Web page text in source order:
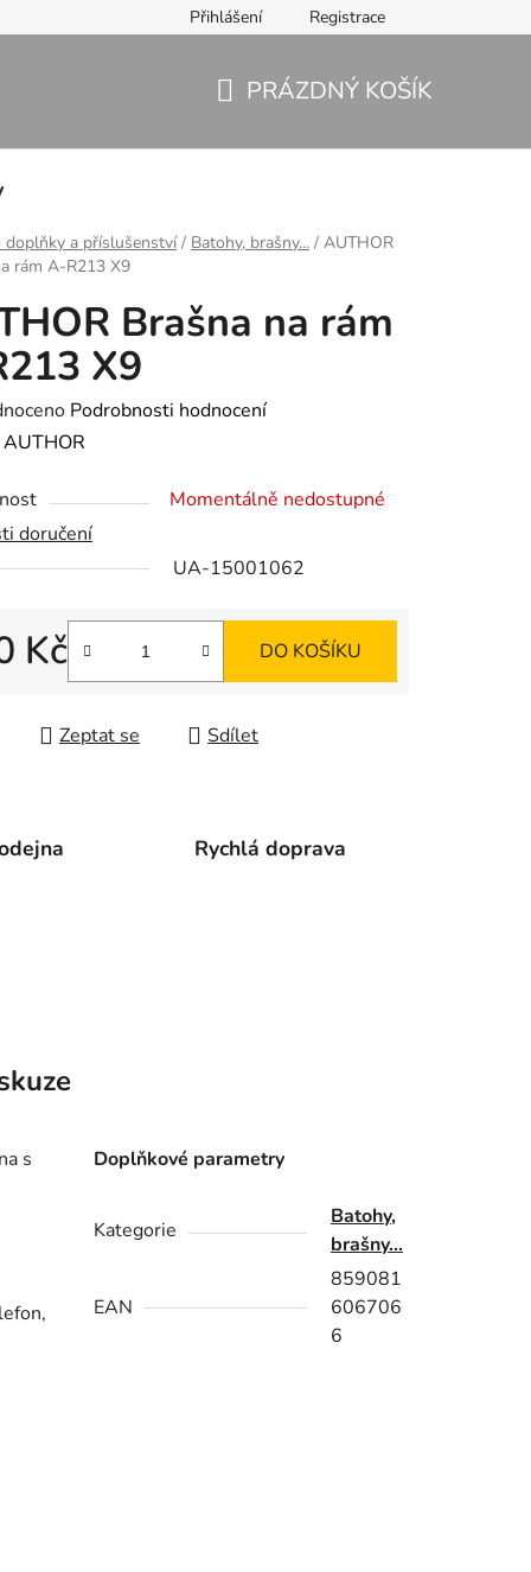
Přihlášení Registrace
PRÁZDNÝ KOŠÍK
doplňky a příslušenství / Batohy, brašny... / AUTHOR
rám A-R213 X9
Brašna na rám
X9
Podrobnosti hodnocení
AUTHOR
Momentálně nedostupné
doručení
UA-15001062
Kč DO KOŠÍKU
Zeptat se Sdílet
Rychlá doprava
s
Doplňkové parametry
Kategorie
Batohy,
brašny...
EAN
859081
606706
6